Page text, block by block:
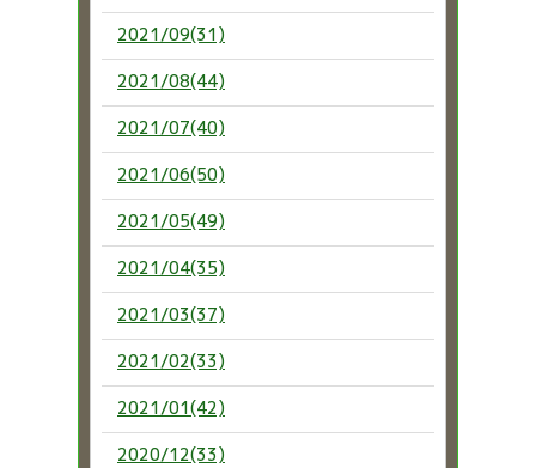
2021/09(31)
2021/08(44)
2021/07(40)
2021/06(50)
2021/05(49)
2021/04(35)
2021/03(37)
2021/02(33)
2021/01(42)
2020/12(33)